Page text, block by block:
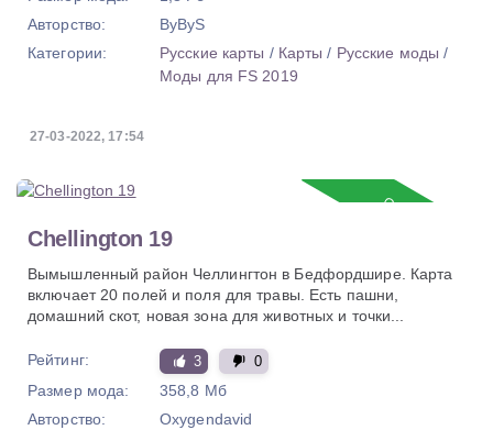
Авторство:
ByByS
Категории:
Русские карты / Карты / Русские моды /
Моды для FS 2019
27-03-2022, 17:54
Chellington 19
Вымышленный район Челлингтон в Бедфордшире. Карта
включает 20 полей и поля для травы. Есть пашни,
домашний скот, новая зона для животных и точки...
Рейтинг: 3 0
Размер мода:
358,8 Мб
Авторство:
Oxygendavid